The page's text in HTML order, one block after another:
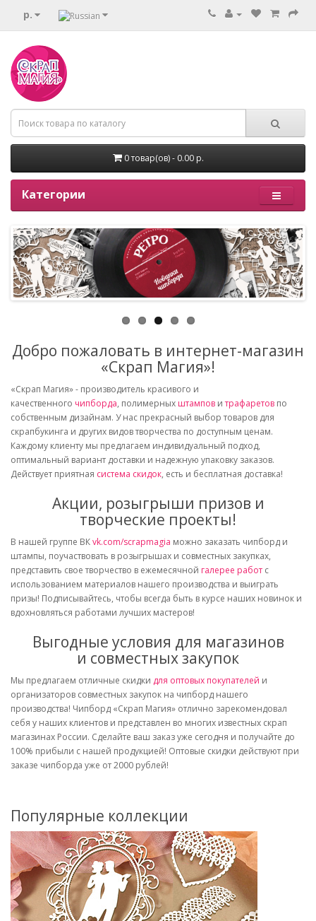
р.
0 товар(ов) - 0.00 р.
Категории
Добро пожаловать в интернет-магазин
«Скрап Магия»!
«Скрап Магия» - производитель красивого и
качественного чипборда, полимерных штампов итрафаретов по
собственным дизайнам. У нас прекрасный выбор товаров для
скрапбукинга и других видов творчества по доступным ценам.
Каждому клиенту мы предлагаем индивидуальный подход,
оптимальный вариант доставки и надежную упаковку заказов.
Действует приятная система скидок, есть и бесплатная доставка!
Акции, розыгрыши призов и
творческие проекты!
В нашей группе ВКvk.com/scrapmagia можно заказать чипборд и
штампы, поучаствовать в розыгрышах и совместных закупках,
представить свое творчество в ежемесячной галерее работ с
использованием материалов нашего производства и выиграть
призы! Подписывайтесь, чтобы всегда быть в курсе наших новинок и
вдохновляться работами лучших мастеров!
Выгодные условия для магазинов
и совместных закупок
Мы предлагаем отличные скидки для оптовых покупателей и
организаторов совместных закупок на чипборд нашего
производства! Чипборд «Скрап Магия» отлично зарекомендовал
себя у наших клиентов и представлен во многих известных скрап
магазинах России. Сделайте ваш заказ уже сегодня и получайте до
100% прибыли с нашей продукцией! Оптовые скидки действуют при
заказе чипборда уже от 2000 рублей!
Популярные коллекции